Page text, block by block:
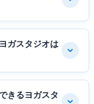
ガスタジオは
きるヨガスタ